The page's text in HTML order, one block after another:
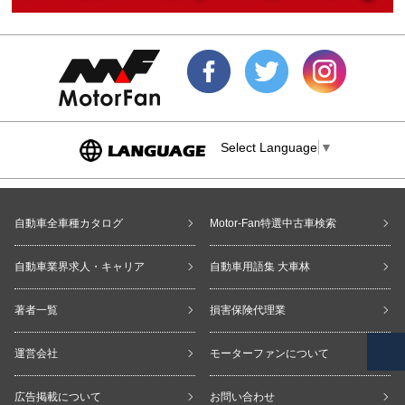
Select Language ▼
自動車全車種カタログ Motor-Fan特選中古車検索
自動車業界求人・キャリア 自動車用語集 大車林
著者一覧 損害保険代理業
運営会社 モーターファンについて
広告掲載について お問い合わせ